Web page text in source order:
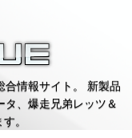
合情報サイト。 新製品
、爆走兄弟レッツ＆
。